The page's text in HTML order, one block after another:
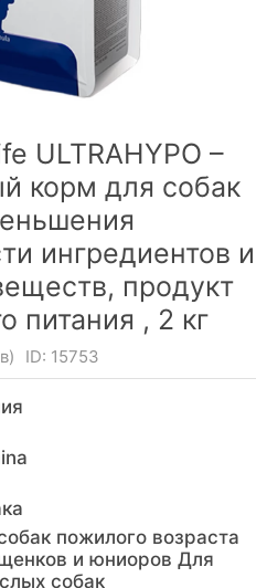
ULTRAHYPO –
корм для собак
ингредиентов и
продукт
питания , 2 кг
ID: 15753
пожилого возраста
и юниоров Для
собак